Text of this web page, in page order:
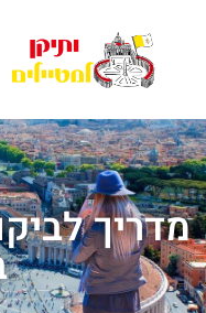
מדריך